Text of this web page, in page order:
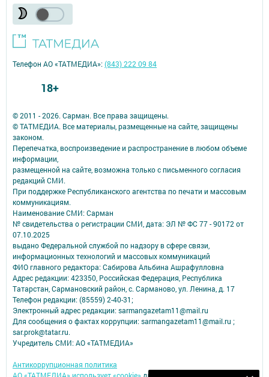
© 2011 - 2026. Сарман. Все права защищены.
© ТАТМЕДИА. Все материалы, размещенные на сайте, защищены
законом.
Перепечатка, воспроизведение и распространение в любом объеме
информации,
размещенной на сайте, возможна только с письменного согласия
редакций СМИ.
При поддержке Республиканского агентства по печати и массовым
коммуникациям.
Наименование СМИ: Сарман
№ свидетельства о регистрации СМИ, дата: ЭЛ № ФС 77 - 90172 от
07.10.2025
выдано Федеральной службой по надзору в сфере связи,
информационных технологий и массовых коммуникаций
ФИО главного редактора: Сабирова Альбина Ашрафулловна
Адрес редакции: 423350, Российская Федерация, Республика
Татарстан, Сармановский район, с. Сарманово, ул. Ленина, д. 17
Телефон редакции: (85559) 2-40-31;
Электронный адрес редакции: sarmangazetam11@mail.ru
Для сообщения о фактах коррупции: sarmangazetam11@mail.ru ;
sar.prok@tatar.ru.
Учредитель СМИ: АО «ТАТМЕДИА»
Антикоррупционная политика
АО «ТАТМЕДИА» использует «cookie» для персонализации сервисов и
Телефон АО «ТАТМЕДИА»:(843) 222 09 84
18+